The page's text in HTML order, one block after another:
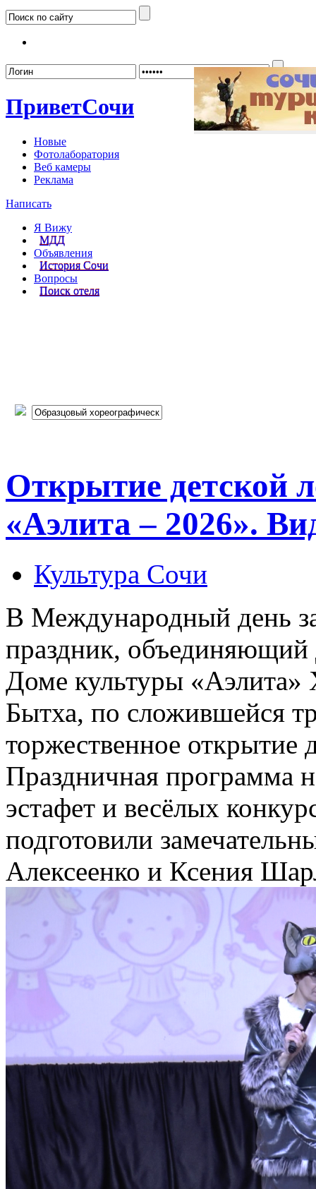
ПриветСочи
Новые
Фотолаборатория
Веб камеры
Реклама
Написать
Я Вижу
МДД
Объявления
История Сочи
Вопросы
Поиск отеля
Открытие детской
«Аэлита – 2026».
Культура Сочи
В Международный день
праздник, объединяющий
Доме культуры «Аэлита»
Бытха, по сложившейся
торжественное открытие
Праздничная программа
эстафет и весёлых
подготовили
Алексеенко и Ксения